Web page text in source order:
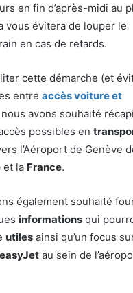
en fin d’après-midi au
vous évitera de louper le
en cas de retards.
cette démarche (et
entre accès voiture et
nous avons souhaité
possibles en
l’Aéroport de Genève
et la France.
également souhaité
informations qui
utiles ainsi qu’un focus
au sein de